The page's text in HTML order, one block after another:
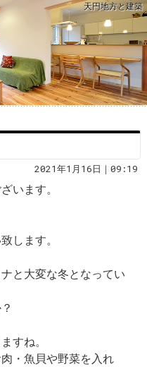
天円地方と建築
2021年1月16日｜09:19
います。
します。
と大変な冬となってい
すね。
・魚貝や野菜を入れ